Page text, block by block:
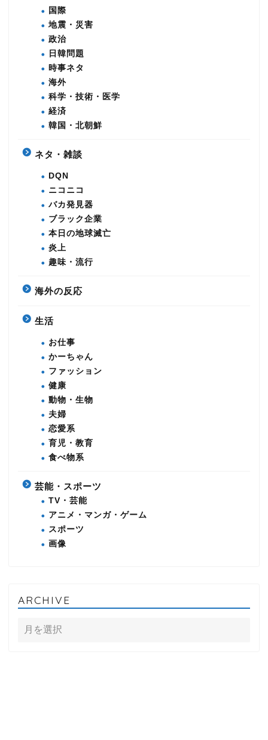
国際
地震・災害
政治
日韓問題
時事ネタ
海外
科学・技術・医学
経済
韓国・北朝鮮
ネタ・雑談
DQN
ニコニコ
バカ発見器
ブラック企業
本日の地球滅亡
炎上
趣味・流行
海外の反応
生活
お仕事
かーちゃん
ファッション
健康
動物・生物
夫婦
恋愛系
育児・教育
食べ物系
芸能・スポーツ
TV・芸能
アニメ・マンガ・ゲーム
スポーツ
画像
ARCHIVE